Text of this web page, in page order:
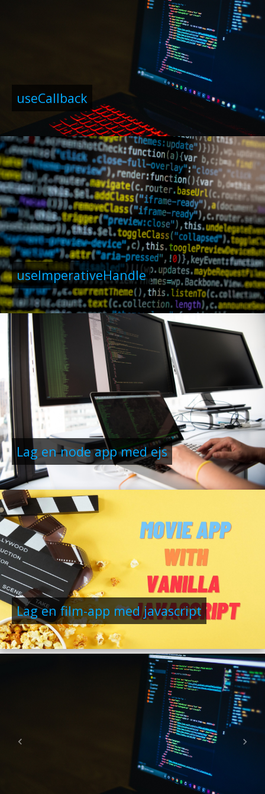
useCallback
useImperativeHandle
Lag en node app med ejs
Lag en film-app med javascript
Previous Next